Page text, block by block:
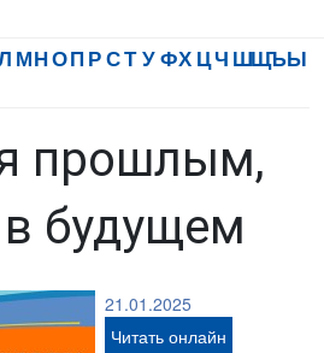
МНОП РСТ УФХ ЦЧ ШЩЪЫ
прошлым,
будущем
21.01.2025
Читать онлайн